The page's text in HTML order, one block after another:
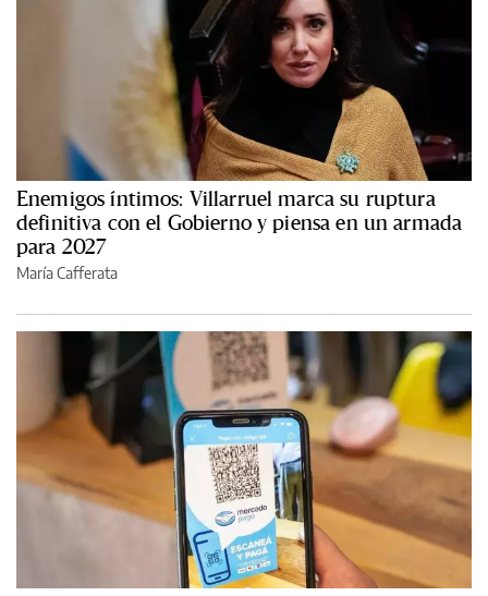
Enemigos íntimos: Villarruel marca su ruptura
definitiva con el Gobierno y piensa en un armada
para 2027
María Cafferata